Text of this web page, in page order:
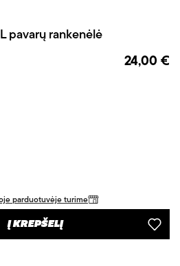
pavarų rankenėlė
24,00 €
parduotuvėje turime
Į KREPŠELĮ